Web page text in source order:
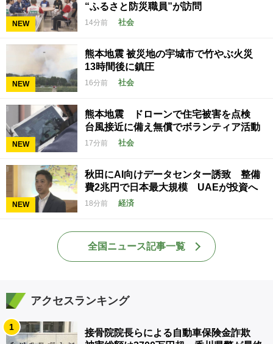
NEW
“ふるさと防災職員”が訪問
14分前 社会
NEW
熊本地震 被災地の宇城市で竹やぶ火災
13時間後に鎮圧
16分前 社会
NEW
熊本地震 ドローンで住宅被害を点検
台風接近に備え無償でボランティア活動
17分前 社会
NEW
秋田にAI向けデータセンター誘致 整備
費2兆円で日本最大規模 UAEが投資へ
18分前 経済
全国ニュース記事一覧
アクセスランキング
1
接骨院院長らによる自動車保険金詐欺